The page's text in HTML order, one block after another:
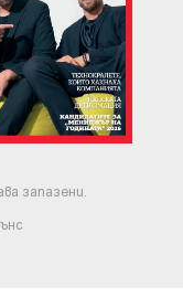
запазени.